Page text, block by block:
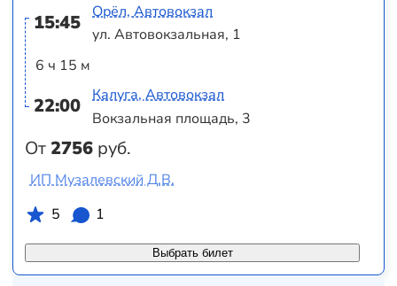
15:45
6 ч 15 м
22:00
От2756 руб.
Орёл, Автовокзал
ул. Автовокзальная, 1
Калуга, Автовокзал
Вокзальная площадь, 3
Выбрать билет
ИП Музалевский Д.В.
5
1